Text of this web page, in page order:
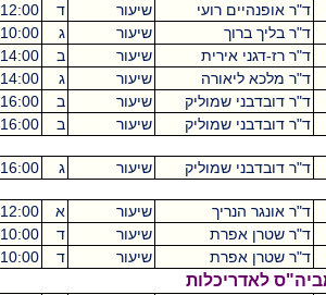
שיעור 12:00
16:00 א206
שיעור
10:00
14:00
211
שיעור 14:00
16:00 א206
שיעור 14:00
16:00 א206
שיעור 16:00
18:00 115 פאסטליכט
שיעור 16:00
18:00 115 פאסטליכט
שיעור 16:00
18:00 115 פאסטליכט
שיעור 12:00
14:00 115 פאסטליכט
שיעור 10:00
12:00 א206
שיעור 10:00
12:00 א206